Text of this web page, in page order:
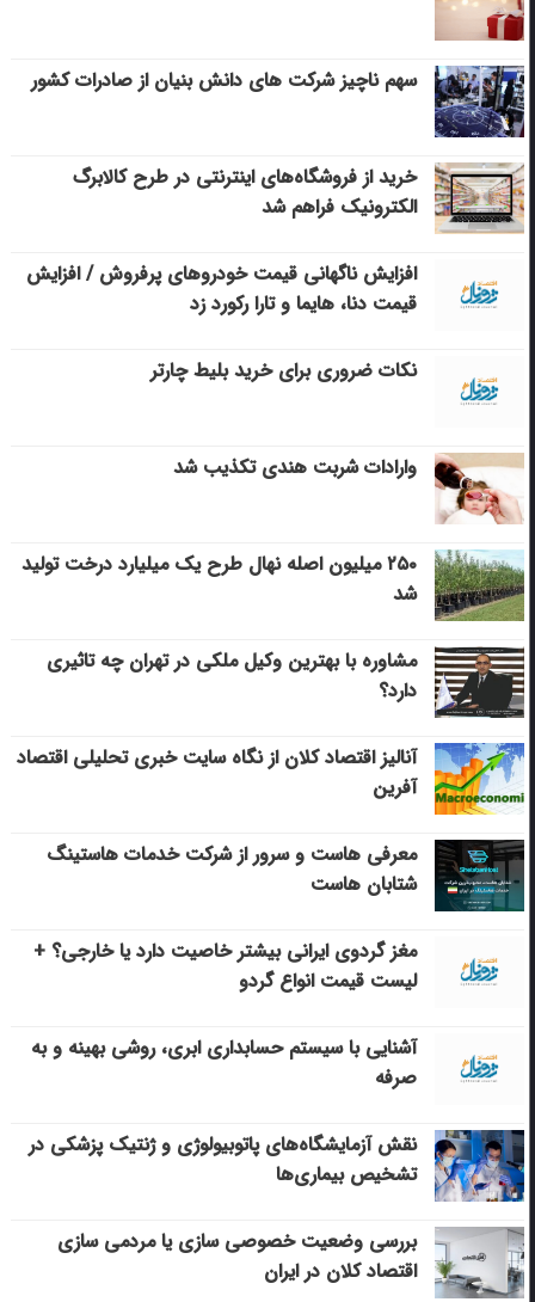
سهم ناچیز شرکت های دانش بنیان از صادرات کشور
خرید از فروشگاه‌های اینترنتی در طرح کالابرگ
الکترونیک فراهم شد
افزایش ناگهانی قیمت خودروهای پرفروش / افزایش
قیمت دنا، هایما و تارا رکورد زد
نکات ضروری برای خرید بلیط چارتر
وارادات شربت هندی تکذیب شد
۲۵۰ میلیون اصله نهال طرح یک میلیارد درخت تولید
شد
مشاوره با بهترین وکیل ملکی در تهران چه تاثیری
دارد؟
آنالیز اقتصاد کلان از نگاه سایت خبری تحلیلی اقتصاد
آفرین
معرفی هاست و سرور از شرکت خدمات هاستینگ
شتابان هاست
مغز گردوی ایرانی بیشتر خاصیت دارد یا خارجی؟ +
لیست قیمت انواع گردو
آشنایی با سیستم حسابداری ابری، روشی بهینه و به
صرفه
نقش آزمایشگاه‌های پاتوبیولوژی و ژنتیک پزشکی در
تشخیص بیماری‌ها
بررسی وضعیت خصوصی سازی یا مردمی سازی
اقتصاد کلان در ایران